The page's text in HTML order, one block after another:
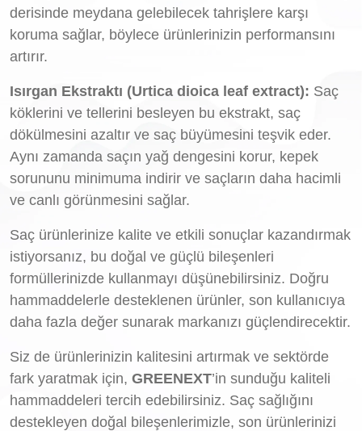
derisinde meydana gelebilecek tahrişlere karşı
koruma sağlar, böylece ürünlerinizin performansını
artırır.
Isırgan Ekstraktı (Urtica dioica leaf extract): Saç
köklerini ve tellerini besleyen bu ekstrakt, saç
dökülmesini azaltır ve saç büyümesini teşvik eder.
Aynı zamanda saçın yağ dengesini korur, kepek
sorununu minimuma indirir ve saçların daha hacimli
ve canlı görünmesini sağlar.
Saç ürünlerinize kalite ve etkili sonuçlar kazandırmak
istiyorsanız, bu doğal ve güçlü bileşenleri
formüllerinizde kullanmayı düşünebilirsiniz. Doğru
hammaddelerle desteklenen ürünler, son kullanıcıya
daha fazla değer sunarak markanızı güçlendirecektir.
Siz de ürünlerinizin kalitesini artırmak ve sektörde
fark yaratmak için, GREENEXT’in sunduğu kaliteli
hammaddeleri tercih edebilirsiniz. Saç sağlığını
destekleyen doğal bileşenlerimizle, son ürünlerinizi